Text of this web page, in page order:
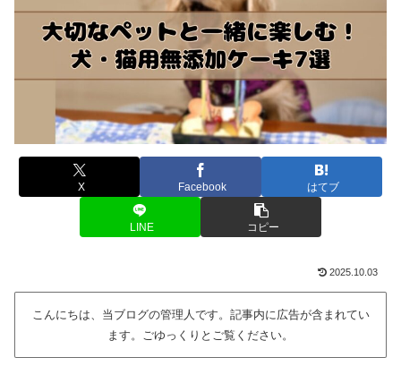
X Facebook はてブ
LINE コピー
2025.10.03
こんにちは、当ブログの管理人です。記事内に広告が含まれてい
ます。ごゆっくりとご覧ください。